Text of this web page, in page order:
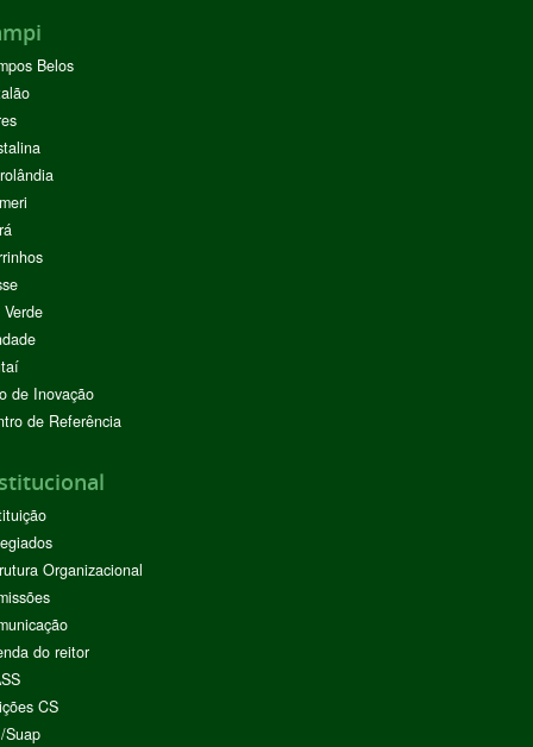
Belos
de Inovação
de Referência
Organizacional
do reitor
CS
Suap